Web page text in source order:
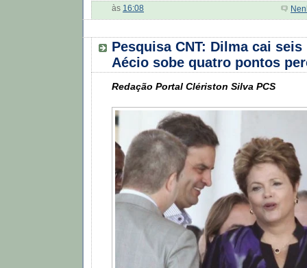
às 16:08
Pesquisa CNT: Dilma cai
Aécio sobe quatro pontos
Redação Portal Clériston Silva PCS